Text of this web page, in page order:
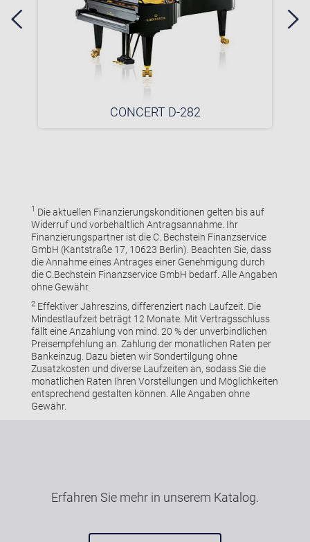
CONCERT D-282
1 Die aktuellen Finanzierungskonditionen gelten bis auf
Widerruf und vorbehaltlich Antragsannahme. Ihr
Finanzierungspartner ist die C. Bechstein Finanzservice
GmbH (Kantstraße 17, 10623 Berlin). Beachten Sie, dass
die Annahme eines Antrages einer Genehmigung durch
die C.Bechstein Finanzservice GmbH bedarf. Alle Angaben
ohne Gewähr.
2Effektiver Jahreszins, differenziert nach Laufzeit. Die
Mindestlaufzeit beträgt 12 Monate. Mit Vertragsschluss
fällt eine Anzahlung von mind. 20 % der unverbindlichen
Preisempfehlung an. Zahlung der monatlichen Raten per
Bankeinzug. Dazu bieten wir Sondertilgung ohne
Zusatzkosten und diverse Laufzeiten an, sodass Sie die
monatlichen Raten Ihren Vorstellungen und Möglichkeiten
entsprechend gestalten können. Alle Angaben ohne
Gewähr.
Erfahren Sie mehr in unserem Katalog.